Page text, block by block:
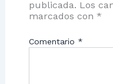
publicada. Los
marcados con *
Comentario *